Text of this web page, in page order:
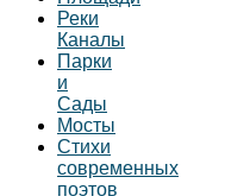
Реки
Каналы
Парки
и
Сады
Мосты
Стихи
современных
поэтов